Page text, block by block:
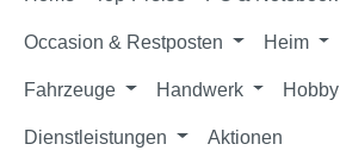
Occasion & Restposten Heim
Fahrzeuge Handwerk Hobby
Dienstleistungen Aktionen